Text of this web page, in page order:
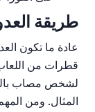
طريقة
عادة ما تكون
قطرات من
لشخص مصاب
المثال. ومن